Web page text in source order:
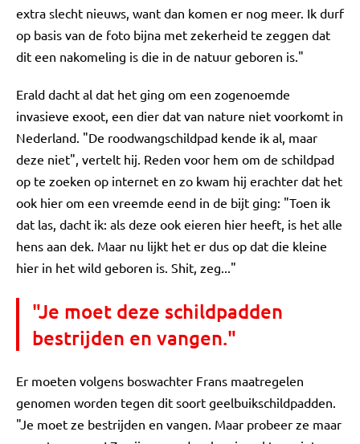
extra slecht nieuws, want dan komen er nog meer. Ik durf
op basis van de foto bijna met zekerheid te zeggen dat
dit een nakomeling is die in de natuur geboren is."
Erald dacht al dat het ging om een zogenoemde
invasieve exoot, een dier dat van nature niet voorkomt in
Nederland. "De roodwangschildpad kende ik al, maar
deze niet", vertelt hij. Reden voor hem om de schildpad
op te zoeken op internet en zo kwam hij erachter dat het
ook hier om een vreemde eend in de bijt ging: "Toen ik
dat las, dacht ik: als deze ook eieren hier heeft, is het alle
hens aan dek. Maar nu lijkt het er dus op dat die kleine
hier in het wild geboren is. Shit, zeg..."
"Je moet deze schildpadden
bestrijden en vangen."
Er moeten volgens boswachter Frans maatregelen
genomen worden tegen dit soort geelbuikschildpadden.
"Je moet ze bestrijden en vangen. Maar probeer ze maar